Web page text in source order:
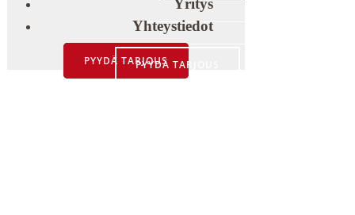
Yhteystiedot
PYYDÄ TARJOUSPYYDÄ TARJOUS